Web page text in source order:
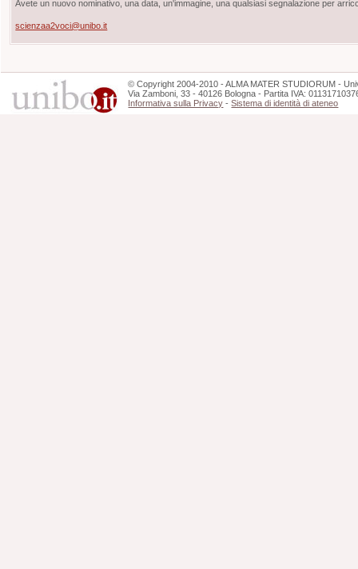
Avete un nuovo nominativo, una data, un'immagine, una qualsiasi segnalazione per
scienzaa2voci@unibo.it
©Copyright 2004-2010 - ALMA MATER STUDIORUM -
Via Zamboni, 33 - 40126 Bologna - Partita IVA:
Informativa sulla Privacy -Sistema di identità di ateneo